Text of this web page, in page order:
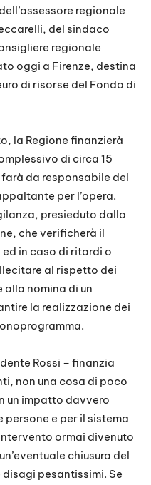
regionale
del sindaco
regionale
oggi a Firenze, destina
di risorse del Fondo di
la Regione finanzierà
di circa 15
da responsabile del
per l’opera.
presieduto dallo
che verificherà il
in caso di ritardi o
al rispetto dei
nomina di un
la realizzazione dei
Rossi – finanzia
non una cosa di poco
un impatto davvero
e per il sistema
ormai divenuto
chiusura del
pesantissimi. Se